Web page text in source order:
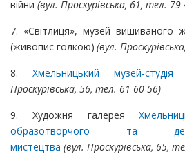
війни (вул. Проскурівська, 61, тел.
7. «Світлиця», музей вишиваного
(живопис голкою) (вул.
8. Хмельницький музей-студія
Проскурівська, 56, тел. 61-60-56)
9. Художня галерея
образотворчого та
мистецтва (вул. Проскурівська, 65,